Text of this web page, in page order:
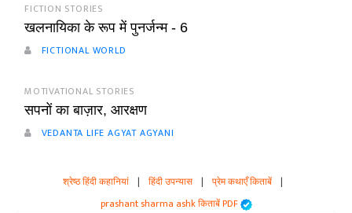
FICTION STORIES
खलनायिका के रूप में पुनर्जन्म - 6
FICTIONAL WORLD
MOTIVATIONAL STORIES
सपनों का बाज़ार, आरक्षण
VEDANTA LIFE AGYAT AGYANI
श्रेष्ठ हिंदी कहानियां | हिंदी उपन्यास | प्रेम कथाएँ किताबें |
prashant sharma ashk किताबें PDF